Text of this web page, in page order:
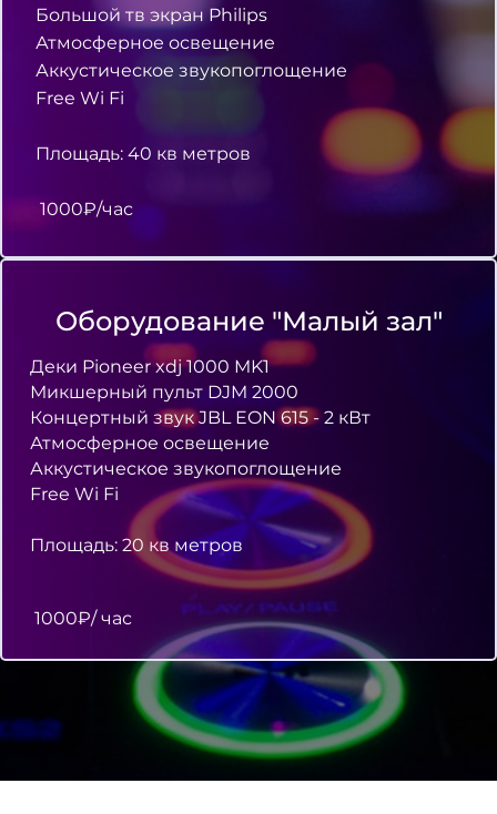
Большой тв экран Philips
Атмосферное освещение
Аккустическое звукопоглощение
Free Wi Fi
Площадь: 40 кв метров
1000₽/час
Оборудование "Малый зал"
Деки Pioneer xdj 1000 MK1
Микшерный пульт DJM 2000
Концертный звук JBL EON 615 - 2 кВт
Атмосферное освещение
Аккустическое звукопоглощение
Free Wi Fi
Площадь: 20 кв метров
1000₽/ час